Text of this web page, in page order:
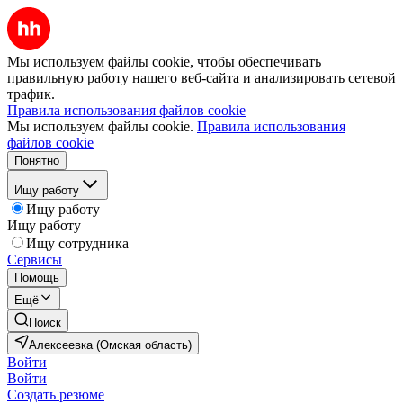
Мы используем файлы cookie, чтобы обеспечивать
правильную работу нашего веб-сайта и анализировать сетевой
трафик.
Правила использования файлов cookie
Мы используем файлы cookie. Правила использования
файлов cookie
Понятно
Ищу работу
Ищу работу
Ищу работу
Ищу сотрудника
Сервисы
Помощь
Ещё
Поиск
Алексеевка (Омская область)
Войти
Войти
Создать резюме